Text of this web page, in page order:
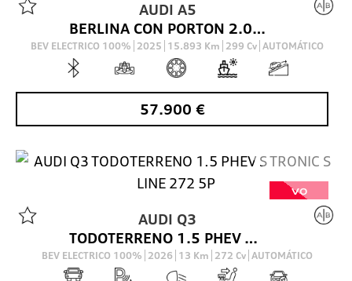
AUDI A5
BERLINA CON PORTON 2.0 PHEV E-HYBRID QUATTRO 220 BLACK LINE 299 5P
BEV ELECTRICO 100% 2025 15.893 Km 299 Cv AUTOMÁTICO
57.900 €
VO
AUDI Q3
TODOTERRENO 1.5 PHEV S TRONIC S LINE 272 5P
BEV ELECTRICO 100% 2026 13 Km 272 Cv AUTOMÁTICO